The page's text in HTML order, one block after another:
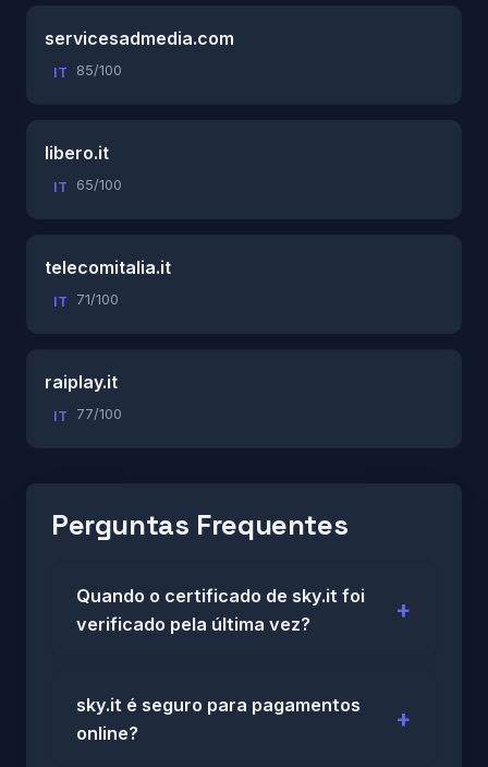
servicesadmedia.com
IT 85/100
libero.it
IT 65/100
telecomitalia.it
IT 71/100
raiplay.it
IT 77/100
Perguntas Frequentes
Quando o certificado de sky.it foi
verificado pela última vez?
sky.it é seguro para pagamentos
online?